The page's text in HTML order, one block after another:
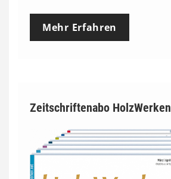
Mehr Erfahren
Zeitschriftenabo HolzWerken